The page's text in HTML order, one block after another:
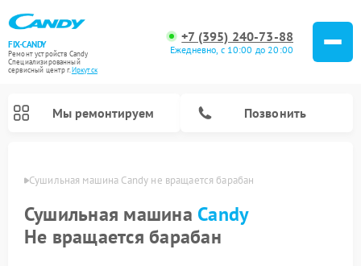
FIX-CANDY
Ремонт устройств Candy
Специализированный
cервисный центр г.Иркутск
+7 (395) 240-73-88
Ежедневно, с 10:00 до 20:00
Мы ремонтируем Позвонить
Сушильная машина Candy не вращается барабан
Сушильная машина Candy
Не вращается барабан